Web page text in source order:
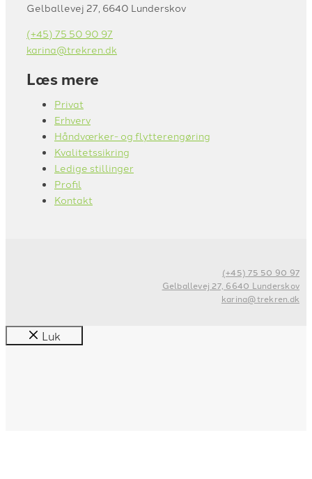
Gelballevej 27, 6640 Lunderskov
(+45) 75 50 90 97
karina@trekren.dk
Læs mere
Privat
Erhverv
Håndværker- og flytterengøring
Kvalitetssikring
Ledige stillinger
Profil
Kontakt
(+45) 75 50 90 97
Gelballevej 27, 6640 Lunderskov
karina@trekren.dk
Luk